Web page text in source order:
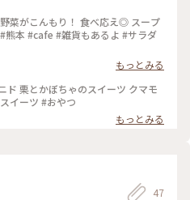
菜がこんもり！ 食べ応え◎ スープ
もっとみる
とかぼちゃのスイーツ クマモ
トにある、カフェ ニドのスイーツ #おやつ
もっとみる
47